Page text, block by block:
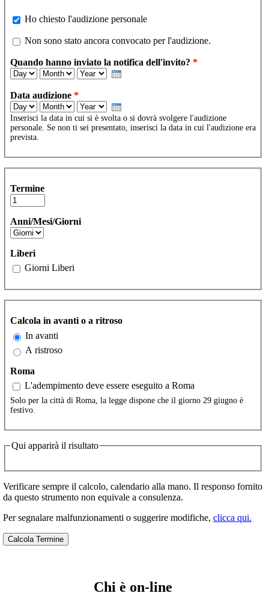
Ho chiesto l'audizione personale
Ho chiesto l'audizione personale
non_convocato
Non sono stato ancora convocato per l'audizione.
Quando hanno inviato la notifica dell'invito? *
Day
Month Year
Data audizione *
Day
Month Year
Inserisci la data in cui si è svolta o si dovrà svolgere l'audizione
personale. Se non ti sei presentato, inserisci la data in cui l'audizione era
prevista.
Termine
Anni/Mesi/Giorni
Liberi
Giorni Liberi
Calcola in avanti o a ritroso
In avanti
A ristroso
Roma
L'adempimento deve essere eseguito a Roma
Solo per la città di Roma, la legge dispone che il giorno 29 giugno è
festivo.
Qui apparirà il risultato
Verificare sempre il calcolo, calendario alla mano. Il responso fornito
da questo strumento non equivale a consulenza.
Per segnalare malfunzionamenti o suggerire modifiche, clicca qui.
Chi è on-line